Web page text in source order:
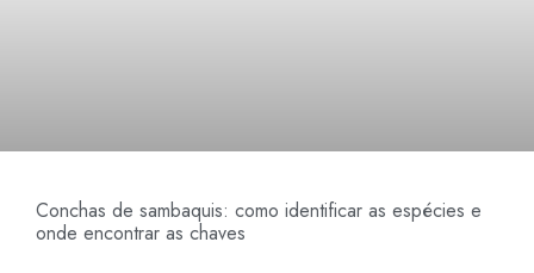
Conchas de sambaquis: como identificar as espécies e
onde encontrar as chaves